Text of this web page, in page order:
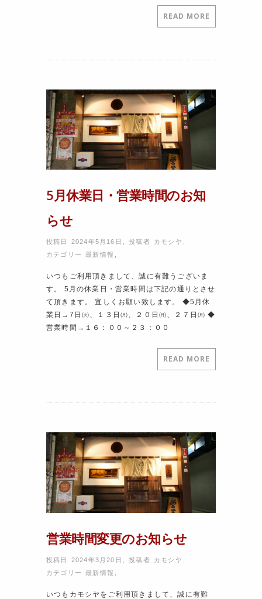
READ MORE
5月休業日・営業時間のお知
らせ
投稿日 2024年5月16日 ,投稿者 カモシヤ
カテゴリー最新情報
いつもご利用頂きまして、誠に有難うございま
す。 5月の休業日・営業時間は下記の通りとさせ
て頂きます。 宜しくお願い致します。 ◆5月休
業日→7日㈫、１３日㈪、２０日㈪、２７日㈪ ◆
営業時間→１６：００～２３：００
READ MORE
営業時間変更のお知らせ
投稿日 2024年3月20日 ,投稿者 カモシヤ
カテゴリー最新情報
いつもカモシヤをご利用頂きまして、誠に有難